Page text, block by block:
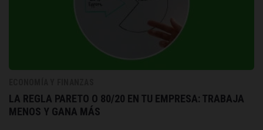
LA REGLA PARETO O 80/20 EN TU EMPRESA: TRABAJA
MENOS Y GANA MÁS